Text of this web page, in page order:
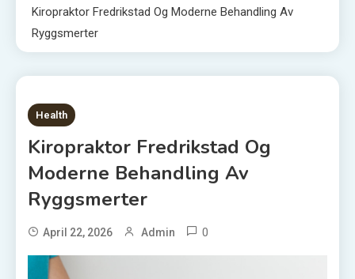
Kiropraktor Fredrikstad Og Moderne Behandling Av
Ryggsmerter
5 MINS READ
Health
Kiropraktor Fredrikstad Og
Moderne Behandling Av
Ryggsmerter
April 22, 2026 Admin 0